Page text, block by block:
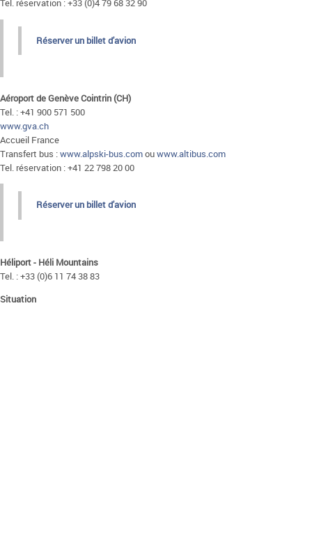
Tel. réservation : +33 (0)4 79 68 32 90
Réserver un billet d'avion
Aéroport de Genève Cointrin (CH)
Tel. : +41 900 571 500
www.gva.ch
Accueil France
Transfert bus :www.alpski-bus.comouwww.altibus.com
Tel. réservation : +41 22 798 20 00
Réserver un billet d'avion
Héliport - Héli Mountains
Tel. : +33 (0)6 11 74 38 83
Situation